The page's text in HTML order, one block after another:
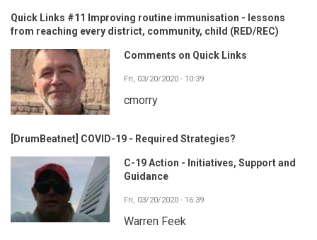
Quick Links #11 Improving routine immunisation - lessons
from reaching every district, community, child (RED/REC)
Comments on Quick Links
Fri, 03/20/2020 - 10:39
cmorry
[DrumBeatnet] COVID-19 - Required Strategies?
C-19 Action - Initiatives, Support and
Guidance
Fri, 03/20/2020 - 16:39
Warren Feek